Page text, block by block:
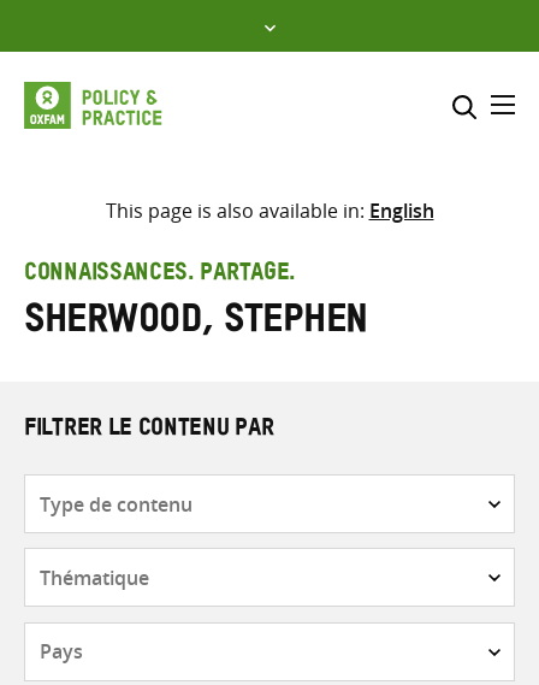
to
content
Sélectionner l’emplacement
Saisir
les
termes
This page is also available in: English
CONNAISSANCES. PARTAGE.
Sherwood, Stephen
FILTRER LE CONTENU PAR
contenu